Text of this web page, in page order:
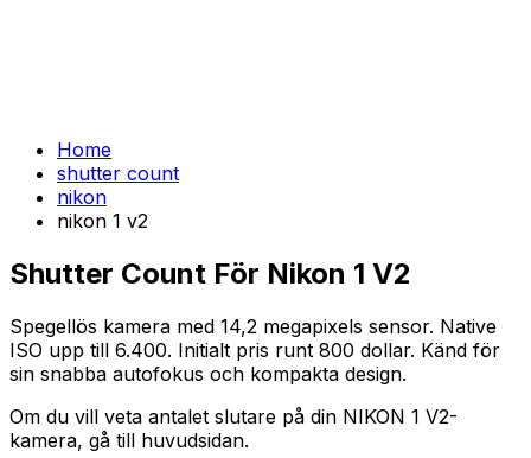
Home
shutter count
nikon
nikon 1 v2
Shutter Count För Nikon 1 V2
Spegellös kamera med 14,2 megapixels sensor. Native
ISO upp till 6.400. Initialt pris runt 800 dollar. Känd för
sin snabba autofokus och kompakta design.
Om du vill veta antalet slutare på din NIKON 1 V2-
kamera, gå till huvudsidan.